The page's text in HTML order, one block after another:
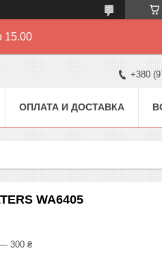
15.00
+380
ОПЛАТА И ДОСТАВКА
WA6405
— 300 ₴